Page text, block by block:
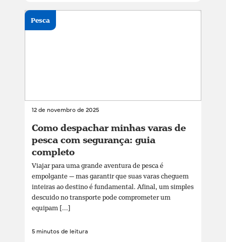
12 de novembro de 2025
Como despachar minhas varas de
pesca com segurança: guia
completo
Viajar para uma grande aventura de pesca é
empolgante — mas garantir que suas varas cheguem
inteiras ao destino é fundamental. Afinal, um simples
descuido no transporte pode comprometer um
equipam [...]
5 minutos de leitura
Pesca